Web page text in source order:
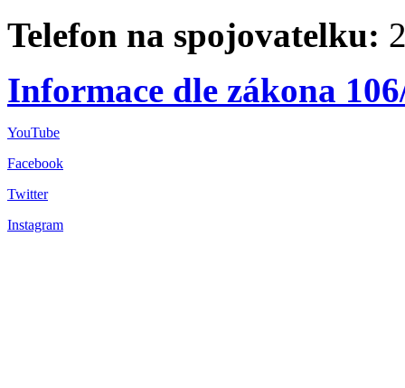
Telefon na spojovatelku:
Informace dle zákona
YouTube
Facebook
Twitter
Instagram